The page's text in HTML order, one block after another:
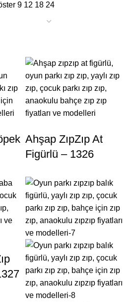
9 12 18 24
Ahşap ZıpZıp At
Figürlü – 1326